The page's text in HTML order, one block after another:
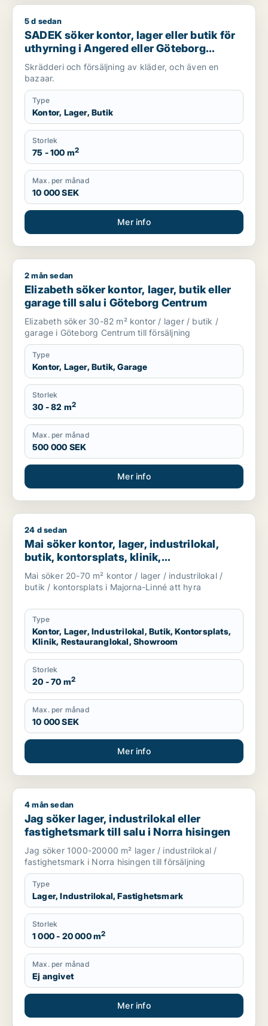
SADEK söker kontor, lager eller butik för uthyrning i
5 d sedan
SADEK söker kontor, lager eller butik för
uthyrning i Angered eller Göteborg
Centrum
Skrädderi och försäljning av kläder, och även en
bazaar.
Type
Kontor, Lager, Butik
Storlek
75 - 100 m2
Max. per månad
10 000 SEK
Mer info
Elizabeth söker kontor, lager, butik eller garage till salu i
2 mån sedan
Elizabeth söker kontor, lager, butik eller
garage till salu i Göteborg Centrum
Elizabeth söker 30-82 m² kontor / lager / butik /
garage i Göteborg Centrum till försäljning
Type
Kontor, Lager, Butik, Garage
Storlek
30 - 82 m2
Max. per månad
500 000 SEK
Mer info
Mai söker kontor, lager, industrilokal, butik, kontorsplats,
24 d sedan
Mai söker kontor, lager, industrilokal,
butik, kontorsplats, klinik,
restauranglokal eller showroom för
uthyrning i Majorna-Linné
Mai söker 20-70 m² kontor / lager / industrilokal /
butik / kontorsplats i Majorna-Linné att hyra
Type
Kontor, Lager, Industrilokal, Butik, Kontorsplats,
Klinik, Restauranglokal, Showroom
Storlek
20 - 70 m2
Max. per månad
10 000 SEK
Mer info
Jag söker lager, industrilokal eller fastighetsmark till salu i
4 mån sedan
Jag söker lager, industrilokal eller
fastighetsmark till salu i Norra hisingen
Jag söker 1000-20000 m² lager / industrilokal /
fastighetsmark i Norra hisingen till försäljning
Type
Lager, Industrilokal, Fastighetsmark
Storlek
1 000 - 20 000 m2
Max. per månad
Ej angivet
Mer info